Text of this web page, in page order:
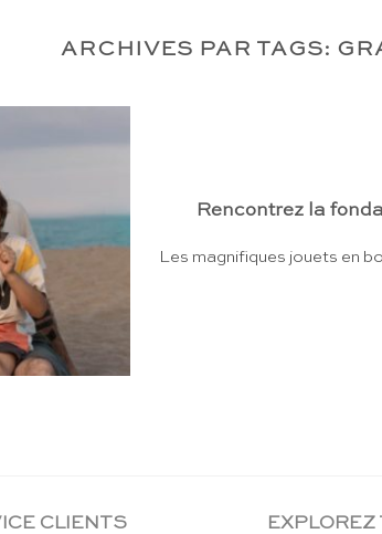
ARCHIVES PAR TAGS:
Rencontrez la
Les magnifiques jouets en
CLIENTS EXPLOREZ